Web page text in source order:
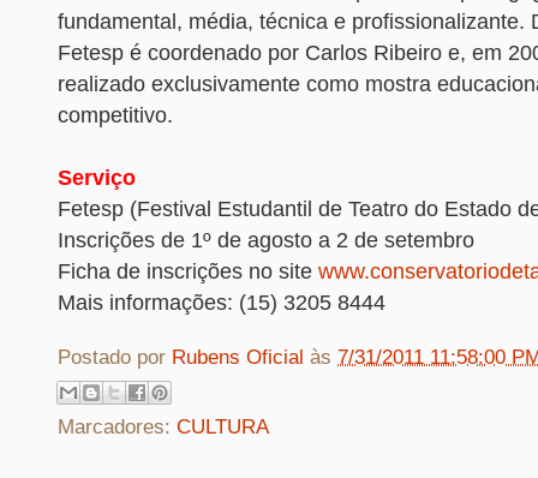
fundamental, média, técnica e profissionalizante.
Fetesp é coordenado por Carlos Ribeiro e, em
realizado exclusivamente como mostra
competitivo.
Serviço
Fetesp (Festival Estudantil de Teatro do Estado
Inscrições de 1º de agosto a 2 de setembro
Ficha de inscrições no site
Mais informações: (15) 3205 8444
Postado por Rubens Oficial às 7/31/2011 11:58:00
Marcadores: CULTURA